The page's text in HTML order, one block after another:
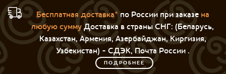
Бесплатная доставка*по России при заказе на
любую суммуДоставка в страны СНГ: (Беларусь,
Казахстан, Армения, Азербайджан, Киргизия,
Узбекистан) - СДЭК, Почта России .
ПОДРОБНЕЕ